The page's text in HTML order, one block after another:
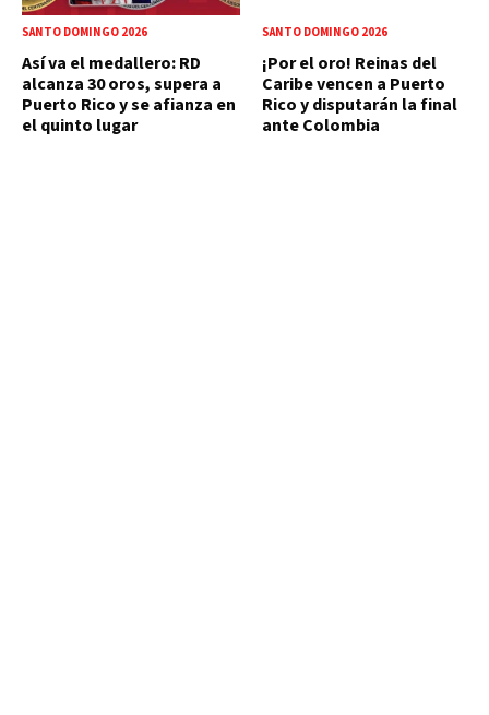
SANTO DOMINGO 2026
Así va el medallero: RD
alcanza 30 oros, supera a
Puerto Rico y se afianza en
el quinto lugar
SANTO DOMINGO 2026
¡Por el oro! Reinas del
Caribe vencen a Puerto
Rico y disputarán la final
ante Colombia